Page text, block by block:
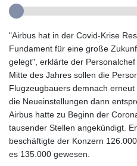
"Airbus hat in der Covid-Krise
Fundament für eine große
gelegt", erklärte der
Mitte des Jahres sollen die
Flugzeugbauers demnach
die Neueinstellungen dann
Airbus hatte zu Beginn der
tausender Stellen angekündigt.
beschäftigte der Konzern
es 135.000 gewesen.